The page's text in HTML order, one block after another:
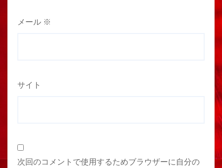
メール ※
サイト
次回のコメントで使用するためブラウザーに自分の